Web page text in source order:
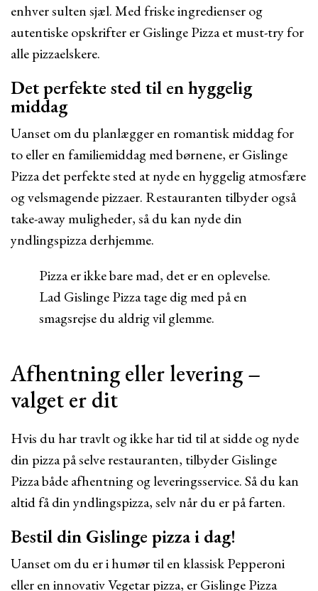
enhver sulten sjæl. Med friske ingredienser og
autentiske opskrifter er Gislinge Pizza et must-try for
alle pizzaelskere.
Det perfekte sted til en hyggelig
middag
Uanset om du planlægger en romantisk middag for
to eller en familiemiddag med børnene, er Gislinge
Pizza det perfekte sted at nyde en hyggelig atmosfære
og velsmagende pizzaer. Restauranten tilbyder også
take-away muligheder, så du kan nyde din
yndlingspizza derhjemme.
Pizza er ikke bare mad, det er en oplevelse.
Lad Gislinge Pizza tage dig med på en
smagsrejse du aldrig vil glemme.
Afhentning eller levering –
valget er dit
Hvis du har travlt og ikke har tid til at sidde og nyde
din pizza på selve restauranten, tilbyder Gislinge
Pizza både afhentning og leveringsservice. Så du kan
altid få din yndlingspizza, selv når du er på farten.
Bestil din Gislinge pizza i dag!
Uanset om du er i humør til en klassisk Pepperoni
eller en innovativ Vegetar pizza, er Gislinge Pizza